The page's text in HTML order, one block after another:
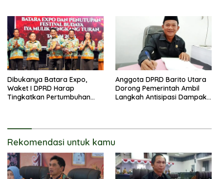
Dibukanya Batara Expo,
Waket I DPRD Harap
Tingkatkan Pertumbuhan
Anggota DPRD Barito Utara
Dorong Pemerintah Ambil
Langkah Antisipasi Dampak
Rekomendasi untuk kamu